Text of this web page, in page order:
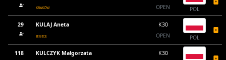
KRAKÓW
OPEN
POL
29 KULAJ Aneta
BIBICE
K30
OPEN
POL
118 KULCZYK Małgorzata
K30